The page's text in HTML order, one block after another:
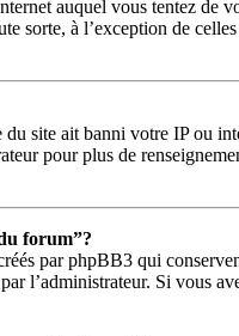
auquel vous tentez de
sorte, à l’exception de
site ait banni votre IP ou
pour plus de
forum”?
par phpBB3 qui
l’administrateur. Si vous